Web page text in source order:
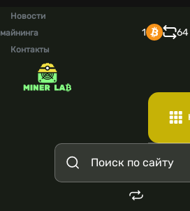
Новости
майнинга
Контакты
1 64